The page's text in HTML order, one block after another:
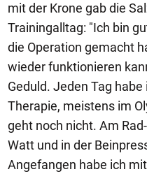
mit der Krone gab die
Trainingalltag: "Ich bin
die Operation gemacht
wieder funktionieren
Geduld. Jeden Tag
Therapie, meistens im
geht noch nicht. Am
Watt und in der
Angefangen habe ich